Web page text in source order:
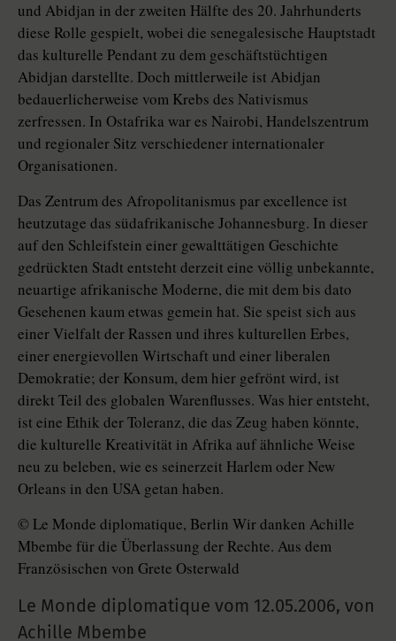
und Abidjan in der zweiten Hälfte des 20. Jahrhunderts
diese Rolle gespielt, wobei die senegalesische Hauptstadt
das kulturelle Pendant zu dem geschäftstüchtigen
Abidjan darstellte. Doch mittlerweile ist Abidjan
bedauerlicherweise vom Krebs des Nativismus
zerfressen. In Ostafrika war es Nairobi, Handelszentrum
und regionaler Sitz verschiedener internationaler
Organisationen.
Das Zentrum des Afropolitanismus par excellence ist
heutzutage das südafrikanische Johannesburg. In dieser
auf den Schleifstein einer gewalttätigen Geschichte
gedrückten Stadt entsteht derzeit eine völlig unbekannte,
neuartige afrikanische Moderne, die mit dem bis dato
Gesehenen kaum etwas gemein hat. Sie speist sich aus
einer Vielfalt der Rassen und ihres kulturellen Erbes,
einer energievollen Wirtschaft und einer liberalen
Demokratie; der Konsum, dem hier gefrönt wird, ist
direkt Teil des globalen Warenflusses. Was hier entsteht,
ist eine Ethik der Toleranz, die das Zeug haben könnte,
die kulturelle Kreativität in Afrika auf ähnliche Weise
neu zu beleben, wie es seinerzeit Harlem oder New
Orleans in den USA getan haben.
© Le Monde diplomatique, Berlin Wir danken Achille
Mbembe für die Überlassung der Rechte. Aus dem
Französischen von Grete Osterwald
Le Monde diplomatique vom 12.05.2006, von
Achille Mbembe